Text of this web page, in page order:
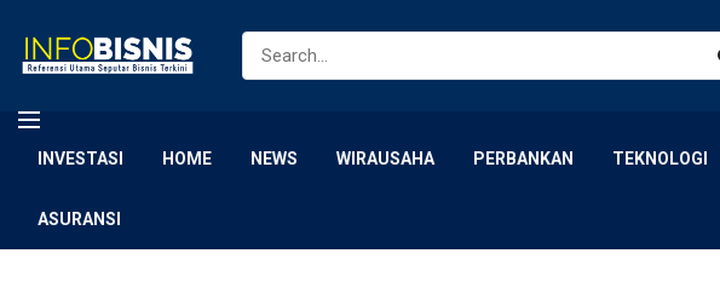
INVESTASI HOME NEWS WIRAUSAHA PERBANKAN TEKNOLOGI
ASURANSI